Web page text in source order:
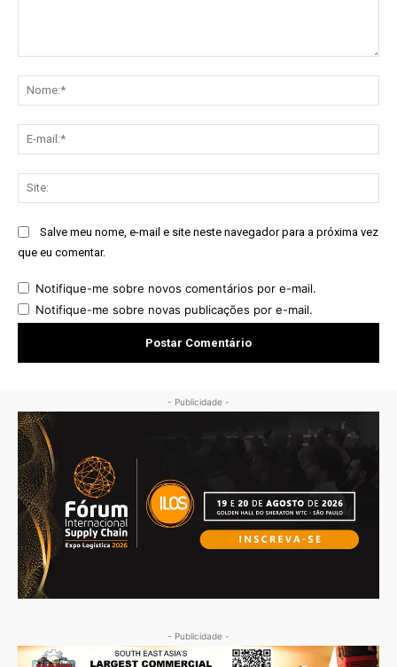
Salve meu nome, e-mail e site neste navegador para a próxima vez
que eu comentar.
Notifique-me sobre novos comentários por e-mail.
Notifique-me sobre novas publicações por e-mail.
- Publicidade -
- Publicidade -